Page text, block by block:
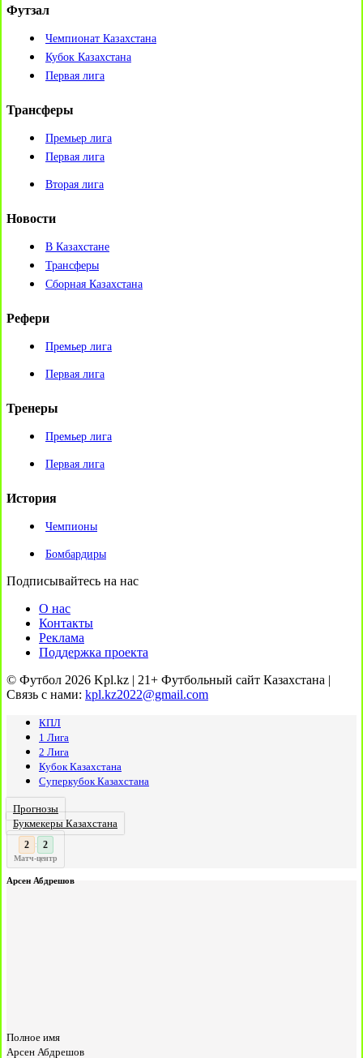
Футзал
Чемпионат Казахстана
Кубок Казахстана
Первая лига
Трансферы
Премьер лига
Первая лига
Вторая лига
Новости
В Казахстане
Трансферы
Сборная Казахстана
Рефери
Премьер лига
Первая лига
Тренеры
Премьер лига
Первая лига
История
Чемпионы
Бомбардиры
Подписывайтесь на нас
О нас
Контакты
Реклама
Поддержка проекта
© Футбол 2026 Kpl.kz | 21+ Футбольный сайт Казахстана |
Связь с нами: kpl.kz2022@gmail.com
КПЛ
1 Лига
2 Лига
Кубок Казахстана
Суперкубок Казахстана
Прогнозы
Букмекеры Казахстана
3 : 2
Матч-центр
Арсен Абдрешов
Полное имя
Арсен Абдрешов